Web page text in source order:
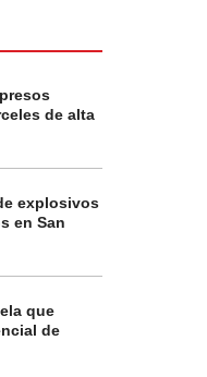
de alta
explosivos
en San
que
de